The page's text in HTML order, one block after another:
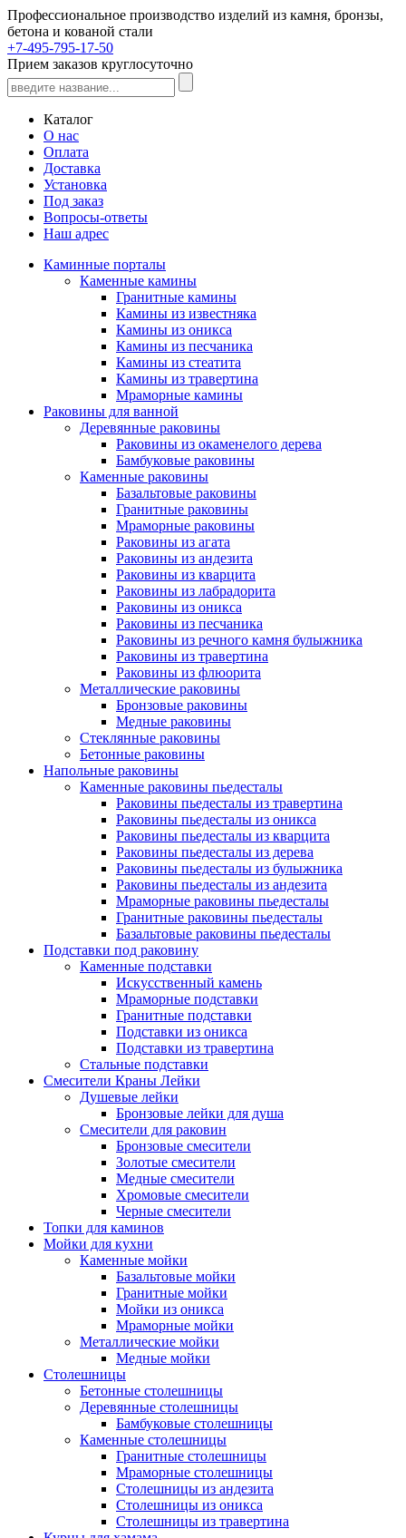
Профессиональное производство изделий из камня, бронзы,
бетона и кованой стали
+7-495-795-17-50
Прием заказов круглосуточно
Каталог
О нас
Оплата
Доставка
Установка
Под заказ
Вопросы-ответы
Наш адрес
Каминные порталы
Каменные камины
Гранитные камины
Камины из известняка
Камины из оникса
Камины из песчаника
Камины из стеатита
Камины из травертина
Мраморные камины
Раковины для ванной
Деревянные раковины
Раковины из окаменелого дерева
Бамбуковые раковины
Каменные раковины
Базальтовые раковины
Гранитные раковины
Мраморные раковины
Раковины из агата
Раковины из андезита
Раковины из кварцита
Раковины из лабрадорита
Раковины из оникса
Раковины из песчаника
Раковины из речного камня булыжника
Раковины из травертина
Раковины из флюорита
Металлические раковины
Бронзовые раковины
Медные раковины
Стеклянные раковины
Бетонные раковины
Напольные раковины
Каменные раковины пьедесталы
Раковины пьедесталы из травертина
Раковины пьедесталы из оникса
Раковины пьедесталы из кварцита
Раковины пьедесталы из дерева
Раковины пьедесталы из булыжника
Раковины пьедесталы из андезита
Мраморные раковины пьедесталы
Гранитные раковины пьедесталы
Базальтовые раковины пьедесталы
Подставки под раковину
Каменные подставки
Искусственный камень
Мраморные подставки
Гранитные подставки
Подставки из оникса
Подставки из травертина
Стальные подставки
Смесители Краны Лейки
Душевые лейки
Бронзовые лейки для душа
Смесители для раковин
Бронзовые смесители
Золотые смесители
Медные смесители
Хромовые смесители
Черные смесители
Топки для каминов
Мойки для кухни
Каменные мойки
Базальтовые мойки
Гранитные мойки
Мойки из оникса
Мраморные мойки
Металлические мойки
Медные мойки
Столешницы
Бетонные столешницы
Деревянные столешницы
Бамбуковые столешницы
Каменные столешницы
Гранитные столешницы
Мраморные столешницы
Столешницы из андезита
Столешницы из оникса
Столешницы из травертина